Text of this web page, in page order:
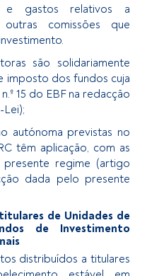
e gastos relativos a
comissões que
são solidariamente
imposto dos fundos cuja
15 do EBF na redacção
previstas no
têm aplicação, com as
presente regime (artigo
dada pelo presente
de Unidades de
de Investimento
distribuídos a titulares